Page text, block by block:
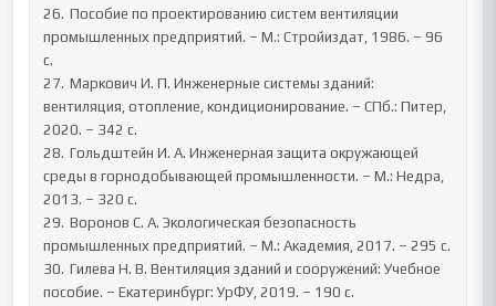
26.	Пособие по проектированию систем вентиляции
промышленных предприятий. – М.: Стройиздат, 1986. – 96
с.
27.	Маркович И. П. Инженерные системы зданий:
вентиляция, отопление, кондиционирование. – СПб.: Питер,
2020. – 342 с.
28.	Гольдштейн И. А. Инженерная защита окружающей
среды в горнодобывающей промышленности. – М.: Недра,
2013. – 320 с.
29.	Воронов С. А. Экологическая безопасность
промышленных предприятий. – М.: Академия, 2017. – 295 с.
30.	Гилева Н. В. Вентиляция зданий и сооружений: Учебное
пособие. – Екатеринбург: УрФУ, 2019. – 190 с.